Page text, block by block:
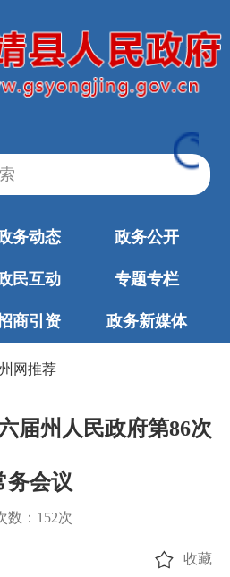
务动态 政务公开
民互动 专题专栏
商引资 政务新媒体
州网推荐
届州人民政府第86次
务会议
数： 152次
收藏